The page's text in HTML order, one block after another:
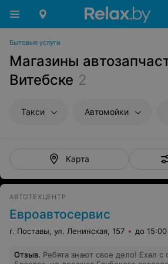
Бытовые услуги
Магазины
Витебске 2
Такси Автомойки
Карта
АВТОТЕХЦЕНТР
Евроавтосервис
г. Поставы, ул. Ленинская, 157 до 15:00
Отзыв. Ребята знают свое дело! Ехал с